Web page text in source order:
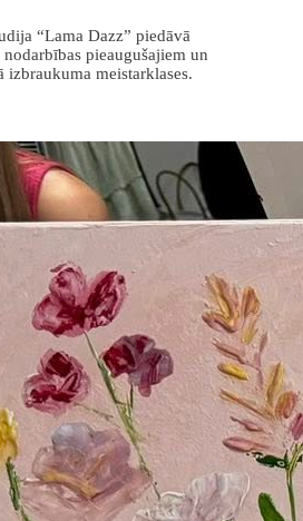
“Lama Dazz” piedāvā
nodarbības pieaugušajiem un
izbraukuma meistarklases.